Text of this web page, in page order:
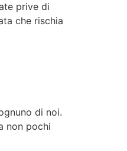
prive di
che rischia
di noi.
non pochi